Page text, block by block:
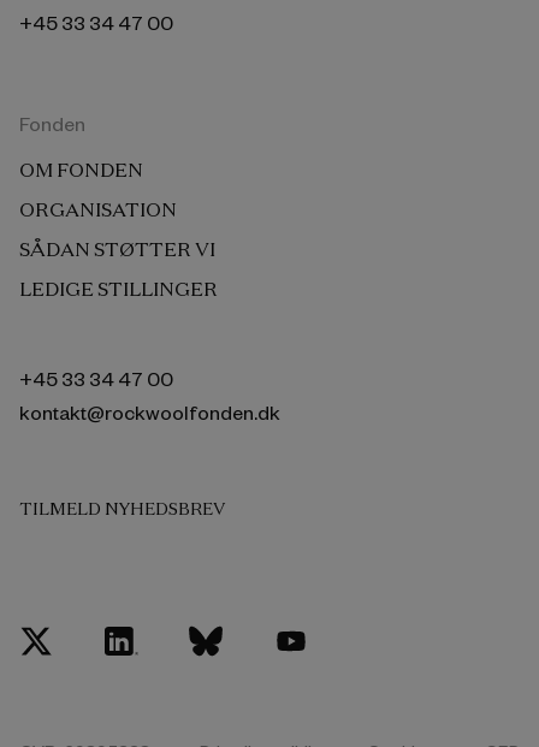
+45 33 34 47 00
Fonden
OM FONDEN
ORGANISATION
SÅDAN STØTTER VI
LEDIGE STILLINGER
+45 33 34 47 00
kontakt@rockwoolfonden.dk
TILMELD NYHEDSBREV